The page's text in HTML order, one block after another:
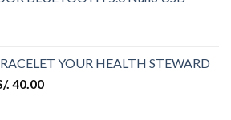
YOUR HEALTH STEWARD
. 40.00